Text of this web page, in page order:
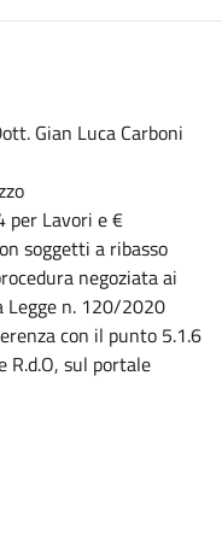
Gian Luca Carboni
per Lavori e €
soggetti a ribasso
negoziata ai
Legge n. 120/2020
con il punto 5.1.6
R.d.O, sul portale